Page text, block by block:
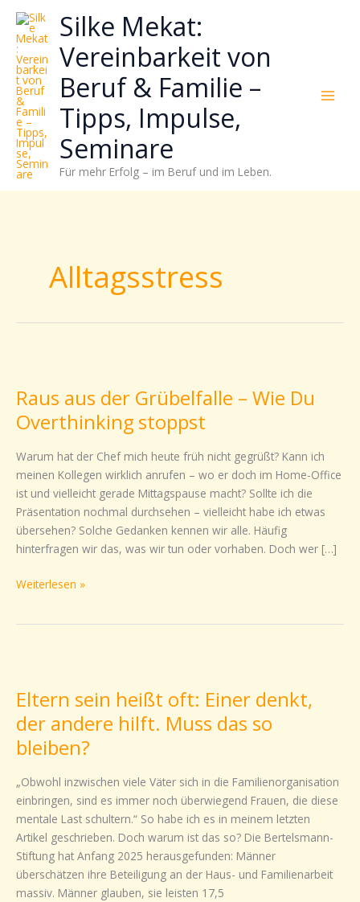
Zum
Inhalt
springen
Silke Mekat:
Vereinbarkeit von
Beruf & Familie –
Tipps, Impulse,
Seminare
Für mehr Erfolg – im Beruf und im Leben.
Alltagsstress
Raus aus der Grübelfalle – Wie Du
Overthinking stoppst
Warum hat der Chef mich heute früh nicht gegrüßt? Kann ich
meinen Kollegen wirklich anrufen – wo er doch im Home-Office
ist und vielleicht gerade Mittagspause macht? Sollte ich die
Präsentation nochmal durchsehen – vielleicht habe ich etwas
übersehen? Solche Gedanken kennen wir alle. Häufig
hinterfragen wir das, was wir tun oder vorhaben. Doch wer […]
der
Grübelfalle
–
Wie
Du
Overthinking
stoppst
Weiterlesen »
Eltern sein heißt oft: Einer denkt,
der andere hilft. Muss das so
bleiben?
„Obwohl inzwischen viele Väter sich in die Familienorganisation
einbringen, sind es immer noch überwiegend Frauen, die diese
mentale Last schultern.“ So habe ich es in meinem letzten
Artikel geschrieben. Doch warum ist das so? Die Bertelsmann-
Stiftung hat Anfang 2025 herausgefunden: Männer
überschätzen ihre Beteiligung an der Haus- und Familienarbeit
massiv. Männer glauben, sie leisten 17,5
heißt
oft:
Einer
denkt,
andere
hilft.
Muss
das
so
bleiben?
wie
sich
Stress
reduzieren
Energie
gezielter
einsetzen
lässt?
Einfach